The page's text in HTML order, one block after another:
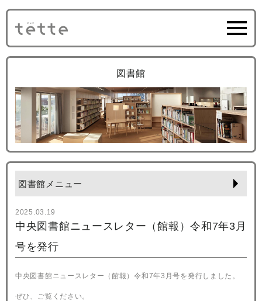
図書館
図書館メニュー
2025.03.19
中央図書館ニュースレター（館報）令和7年3月
号を発行
中央図書館ニュースレター（館報）令和7年3月号を発行しました。
ぜひ、ご覧ください。